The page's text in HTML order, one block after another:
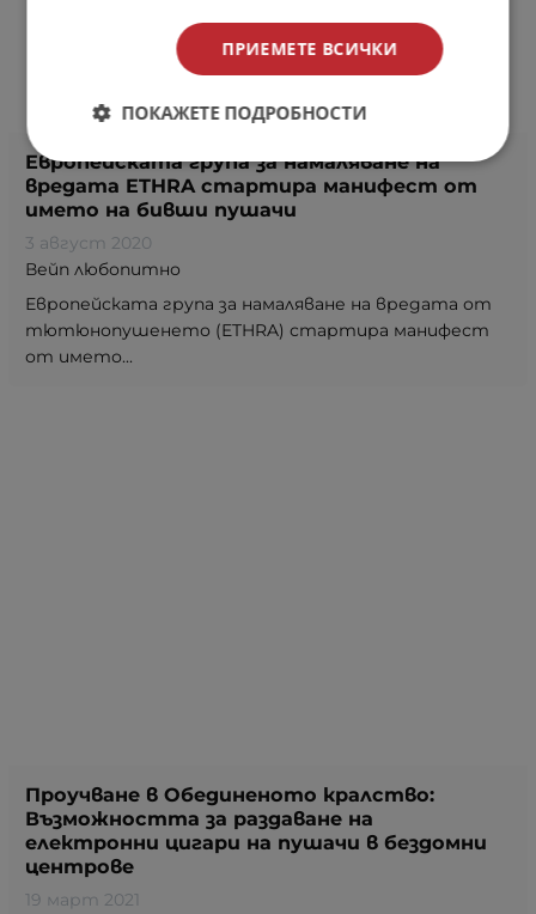
Европейската група за намаляване на
вредата ETHRA стартира манифест от
името на бивши пушачи
3 август 2020
Вейп любопитно
Европейската група за намаляване на вредата от
тютюнопушенето (ETHRA) стартира манифест
от името...
Проучване в Обединеното кралство:
Възможността за раздаване на
електронни цигари на пушачи в бездомни
центрове
19 март 2021
ПРИЕМЕТЕ ВСИЧКИ
ПОКАЖЕТЕ ПОДРОБНОСТИ